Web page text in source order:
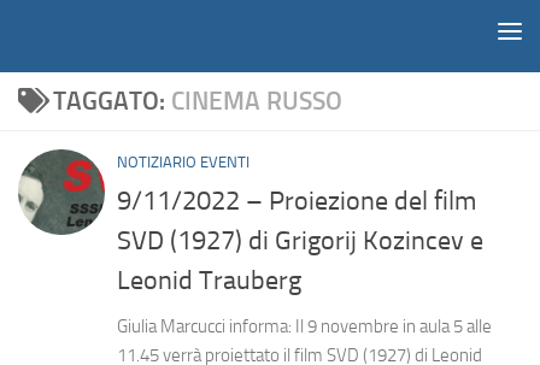
TAGGATO: CINEMA RUSSO
NOTIZIARIO EVENTI
9/11/2022 – Proiezione del film
SVD (1927) di Grigorij Kozincev e
Leonid Trauberg
Giulia Marcucci informa: Il 9 novembre in aula 5 alle
11.45 verrà proiettato il film SVD (1927) di Leonid